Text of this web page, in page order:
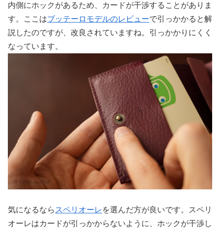
内側にホックがあるため、カードが干渉することがありま
す。ここはブッテーロモデルのレビューで引っかかると解
説したのですが、改良されていますね。引っかかりにくく
なっています。
気になるなら スペリオーレ を選んだ方が良いです。スペリ
オーレはカードが引っかからないように、ホックが干渉し